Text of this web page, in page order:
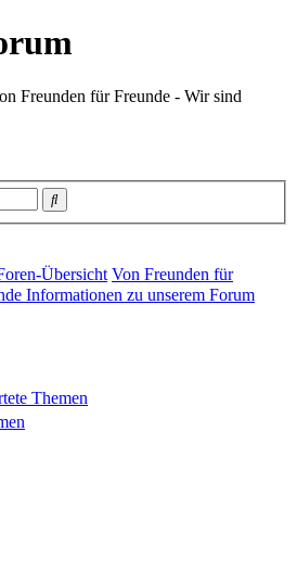
Freunden für Freunde - Wir sind
Suche
Übersicht Von Freunden für
Informationen zu unserem Forum
Themen